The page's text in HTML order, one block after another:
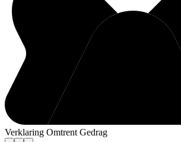
Verklaring Omtrent Gedrag